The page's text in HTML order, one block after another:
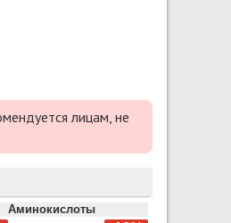
лицам, не
Аминокислоты